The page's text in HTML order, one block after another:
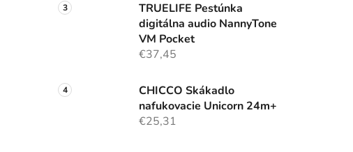
TRUELIFE Pestúnka
digitálna audio NannyTone
VM Pocket
€37,45
CHICCO Skákadlo
nafukovacie Unicorn 24m+
€25,31